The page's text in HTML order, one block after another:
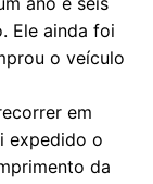
Ele ainda foi
o veículo
em
expedido o
da